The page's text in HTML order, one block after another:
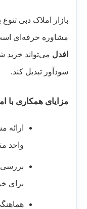
بازار املاک دبی تنوع
مشاوره حرفه‌ای
افدلمی‌تواند خرید
سودآور تبدیل کند.
مزایای همکاری با
ارائه
واحد
بررسی
برای